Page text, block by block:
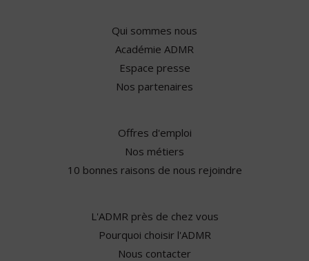
Qui sommes nous
Académie ADMR
Espace presse
Nos partenaires
Offres d'emploi
Nos métiers
10 bonnes raisons de nous rejoindre
L'ADMR près de chez vous
Pourquoi choisir l'ADMR
Nous contacter